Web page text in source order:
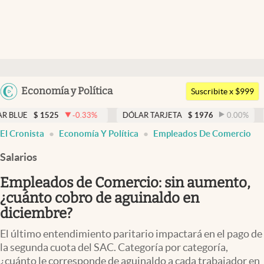
Argentina
Uruguay
Economía y Política
Members
Economía y Política
Finanzas y Mercados
Mercados Online
Negocios
Columnistas
Apertura
Suscribite x $999
-0.33% DÓLAR TARJETA $ 1976 0.00% DÓLAR
El Cronista Economía Y Política Empleados De Comercio
Salarios
Empleados de Comercio: sin aumento,
¿cuánto cobro de aguinaldo en
diciembre?
El último entendimiento paritario impactará en el pago de
la segunda cuota del SAC. Categoría por categoría,
¿cuánto le corresponde de aguinaldo a cada trabajador en